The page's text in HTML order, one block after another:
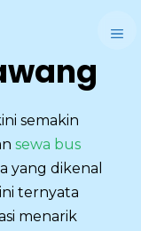
semakin
sewa bus
yang dikenal
ternyata
menarik